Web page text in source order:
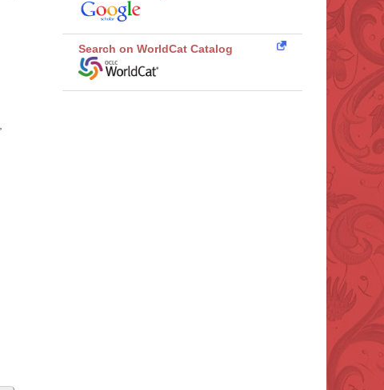
Search on WorldCat Catalog